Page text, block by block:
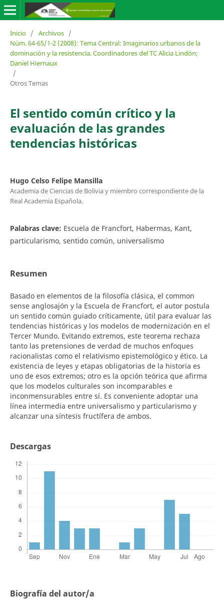
Inicio / Archivos /
Núm. 64-65/1-2 (2008): Tema Central: Imaginarios urbanos de la
dominación y la resistencia. Coordinadores del TC Alicia Lindón;
Daniel Hiernaux
/
Otros Temas
El sentido común crítico y la
evaluación de las grandes
tendencias históricas
Hugo Celso Felipe Mansilla
Academia de Ciencias de Bolivia y miembro correspondiente de la
Real Academia Española.
Palabras clave: Escuela de Francfort, Habermas, Kant,
particularismo, sentido común, universalismo
Resumen
Basado en elementos de la filosofía clásica, el common
sense anglosajón y la Escuela de Francfort, el autor postula
un sentido común guiado críticamente, útil para evaluar las
tendencias históricas y los modelos de modernización en el
Tercer Mundo. Evitando extremos, este teorema rechaza
tanto las pretensiones de verdad de muchos enfoques
racionalistas como el relativismo epistemológico y ético. La
existencia de leyes y etapas obligatorias de la historia es
uno de esos extremos; otro es la opción teórica que afirma
que los modelos culturales son incomparables e
inconmensurables entre sí. Es conveniente adoptar una
línea intermedia entre universalismo y particularismo y
alcanzar una síntesis fructífera de ambos.
Descargas
Biografía del autor/a